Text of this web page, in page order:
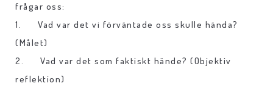
frågar oss:
1. Vad var det vi förväntade oss skulle hända?
(Målet)
2. Vad var det som faktiskt hände? (Objektiv
reflektion)